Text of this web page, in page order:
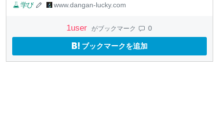
学び www.dangan-lucky.com
1user がブックマーク 0
ブックマークを追加